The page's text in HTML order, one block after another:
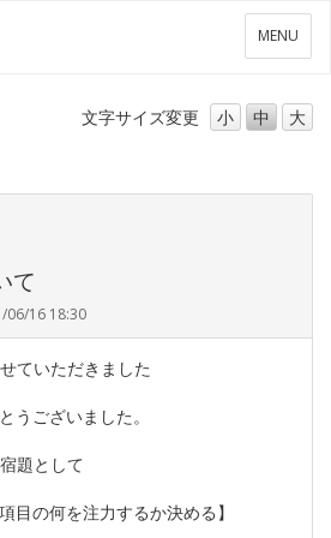
メ
ニ
ー
MENU
文字サイズ変更 小 中 大
て
06/16 18:30
ていただきました
うございました。
題として
目の何を注力するか決める】